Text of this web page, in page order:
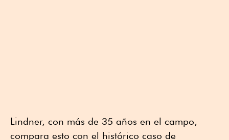
Lindner, con más de 35 años en el campo,
compara esto con el histórico caso de